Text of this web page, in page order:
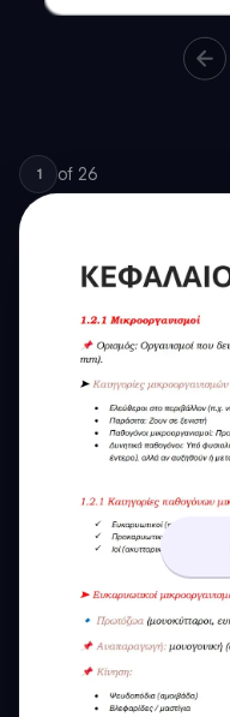
1 of 26